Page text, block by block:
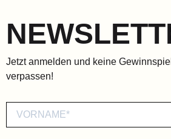
Jetzt anmelden und keine
verpassen!